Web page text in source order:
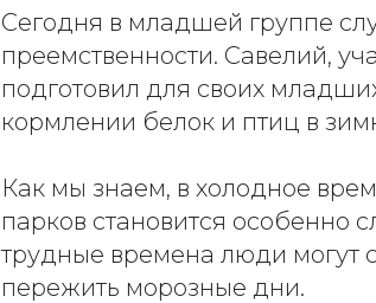
Сегодня в младшей группе
преемственности. Савелий,
подготовил для своих
кормлении белок и птиц в
Как мы знаем, в холодное
парков становится особенно
трудные времена люди могут
пережить морозные дни.